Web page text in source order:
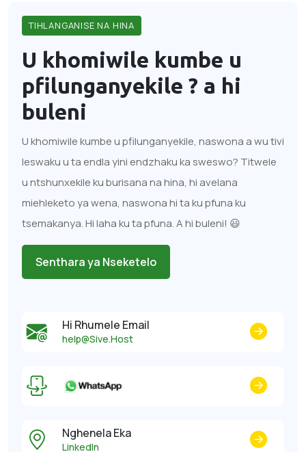
TIHLANGANISE NA HINA
U khomiwile kumbe u
pfilunganyekile ? a hi
buleni
U khomiwile kumbe u pfilunganyekile, naswona a wu tivi
leswaku u ta endla yini endzhaku ka sweswo? Titwele
u ntshunxekile ku burisana na hina, hi avelana
miehleketo ya wena, naswona hi ta ku pfuna ku
tsemakanya. Hi laha ku ta pfuna. A hi buleni! 😃
Senthara ya Nseketelo
Hi Rhumele Email
help@Sive.Host
Nghenela Eka
LinkedIn